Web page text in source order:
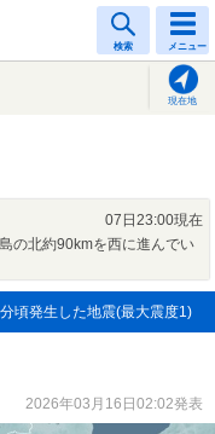
検索 メニュー
現在地
07日23:00現在
の北約90kmを西に進んでい
頃発生した地震(最大震度1)
2026年03月16日02:02発表